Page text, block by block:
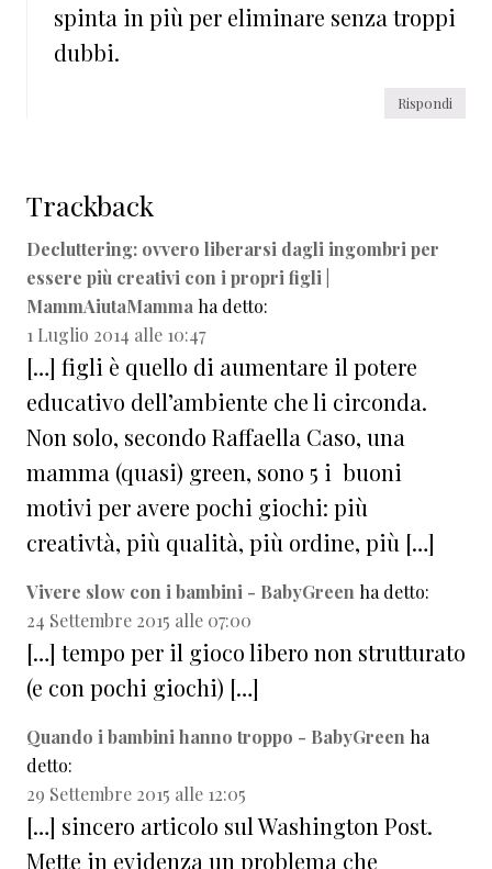
spinta in più per eliminare senza troppi
dubbi.
Rispondi
Trackback
Decluttering: ovvero liberarsi dagli ingombri per
essere più creativi con i propri figli |
MammAiutaMamma ha detto:
1 Luglio 2014 alle 10:47
[…] figli è quello di aumentare il potere
educativo dell’ambiente che li circonda.
Non solo, secondo Raffaella Caso, una
mamma (quasi) green, sono 5 i buoni
motivi per avere pochi giochi: più
creativtà, più qualità, più ordine, più […]
Vivere slow con i bambini - BabyGreen ha detto:
24 Settembre 2015 alle 07:00
[…] tempo per il gioco libero non strutturato
(e con pochi giochi) […]
Quando i bambini hanno troppo - BabyGreen ha
detto:
29 Settembre 2015 alle 12:05
[…] sincero articolo sul Washington Post.
Mette in evidenza un problema che